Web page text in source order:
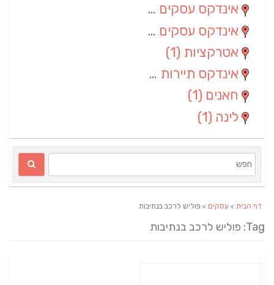
אינדקס עסקים מקומי
אינדקס עסקים ארצי
אטרקציות (1)
אינדקס תיירות ארצי
חאנים(1)
לינה(1)
דף הבית>עסקים> פוליש לרכב בנתיבות
Tag: פוליש לרכב בנתיבות